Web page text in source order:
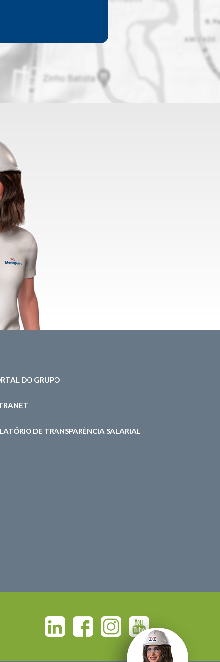
DO GRUPO
DE TRANSPARÊNCIA SALARIAL
Linkedin Facebook Instagram